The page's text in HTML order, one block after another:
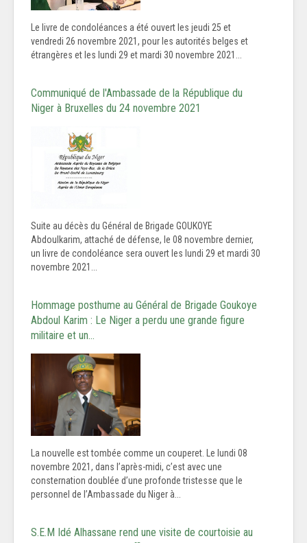
Le livre de condoléances a été ouvert les jeudi 25 et
vendredi 26 novembre 2021, pour les autorités belges et
étrangères et les lundi 29 et mardi 30 novembre 2021...
Communiqué de l'Ambassade de la République du
Niger à Bruxelles du 24 novembre 2021
Suite au décès du Général de Brigade GOUKOYE
Abdoulkarim, attaché de défense, le 08 novembre dernier,
un livre de condoléance sera ouvert les lundi 29 et mardi 30
novembre 2021...
Hommage posthume au Général de Brigade Goukoye
Abdoul Karim : Le Niger a perdu une grande figure
militaire et un…
La nouvelle est tombée comme un couperet. Le lundi 08
novembre 2021, dans l’après-midi, c’est avec une
consternation doublée d’une profonde tristesse que le
personnel de l’Ambassade du Niger à...
S.E.M Idé Alhassane rend une visite de courtoisie au